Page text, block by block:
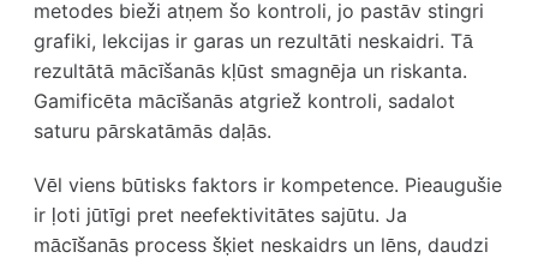
metodes bieži atņem šo kontroli, jo pastāv stingri
grafiki, lekcijas ir garas un rezultāti neskaidri. Tā
rezultātā mācīšanās kļūst smagnēja un riskanta.
Gamificēta mācīšanās atgriež kontroli, sadalot
saturu pārskatāmās daļās.
Vēl viens būtisks faktors ir kompetence. Pieaugušie
ir ļoti jūtīgi pret neefektivitātes sajūtu. Ja
mācīšanās process šķiet neskaidrs un lēns, daudzi